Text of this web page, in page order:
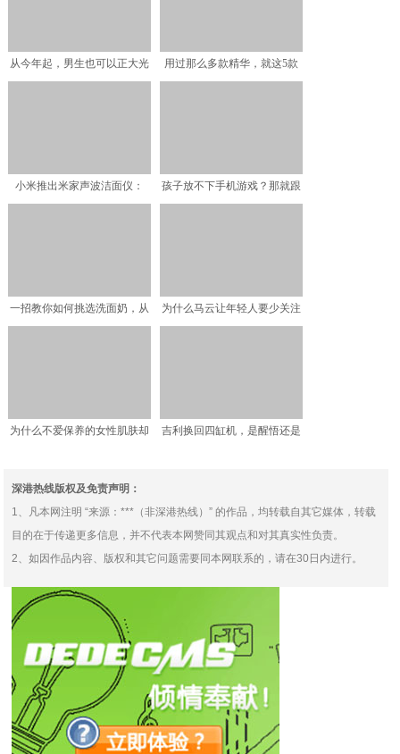
从今年起，男生也可以正大光
用过那么多款精华，就这5款
小米推出米家声波洁面仪：
孩子放不下手机游戏？那就跟
一招教你如何挑选洗面奶，从
为什么马云让年轻人要少关注
为什么不爱保养的女性肌肤却
吉利换回四缸机，是醒悟还是
深港热线版权及免责声明：
1、凡本网注明 “来源：***（非深港热线）” 的作品，均转载自其它媒体，转载
目的在于传递更多信息，并不代表本网赞同其观点和对其真实性负责。
2、如因作品内容、版权和其它问题需要同本网联系的，请在30日内进行。